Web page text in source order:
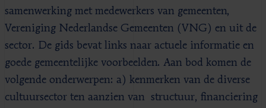
samenwerking met medewerkers van gemeenten,
Vereniging Nederlandse Gemeenten (VNG) en uit de
sector. De gids bevat links naar actuele informatie en
goede gemeentelijke voorbeelden. Aan bod komen de
volgende onderwerpen: a) kenmerken van de diverse
cultuursector ten aanzien van structuur, financiering